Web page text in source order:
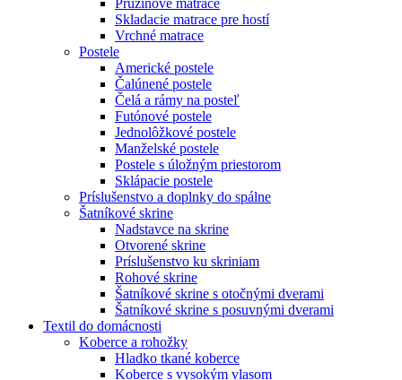
Skladacie matrace pre hostí
Vrchné matrace
Postele
Americké postele
Čalúnené postele
Čelá a rámy na posteľ
Futónové postele
Jednolôžkové postele
Manželské postele
Postele s úložným priestorom
Sklápacie postele
Príslušenstvo a doplnky do spálne
Šatníkové skrine
Nadstavce na skrine
Otvorené skrine
Príslušenstvo ku skriniam
Rohové skrine
Šatníkové skrine s otočnými dverami
Šatníkové skrine s posuvnými dverami
Textil do domácnosti
Koberce a rohožky
Hladko tkané koberce
Koberce s vysokým vlasom